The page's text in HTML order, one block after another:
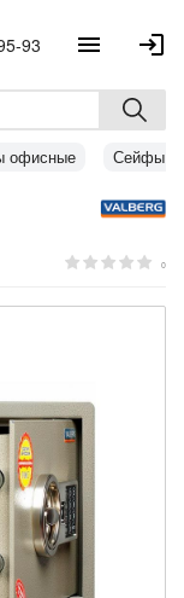
93
офисные Сейфы
0